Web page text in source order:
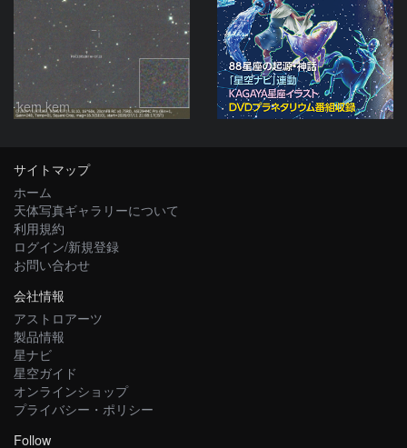
kem.kem
サイトマップ
ホーム
天体写真ギャラリーについて
利用規約
ログイン/新規登録
お問い合わせ
会社情報
アストロアーツ
製品情報
星ナビ
星空ガイド
オンラインショップ
プライバシー・ポリシー
Follow